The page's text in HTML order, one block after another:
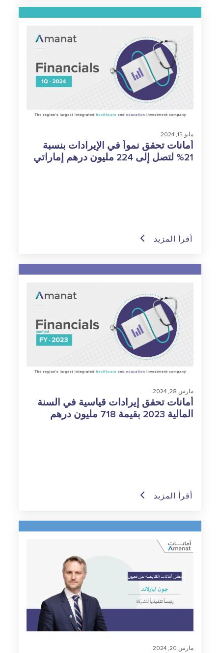
مايو 15, 2024
أمانات تحقق نمواً في الإيرادات بنسبة
21% لتصل إلى 224 مليون درهم إماراتي
أقرأ المزيد
مارس 28, 2024
أمانات تحقق إيرادات قياسية في السنة
المالية 2023 بقيمة 718 مليون درهم
أقرأ المزيد
مارس 20, 2024